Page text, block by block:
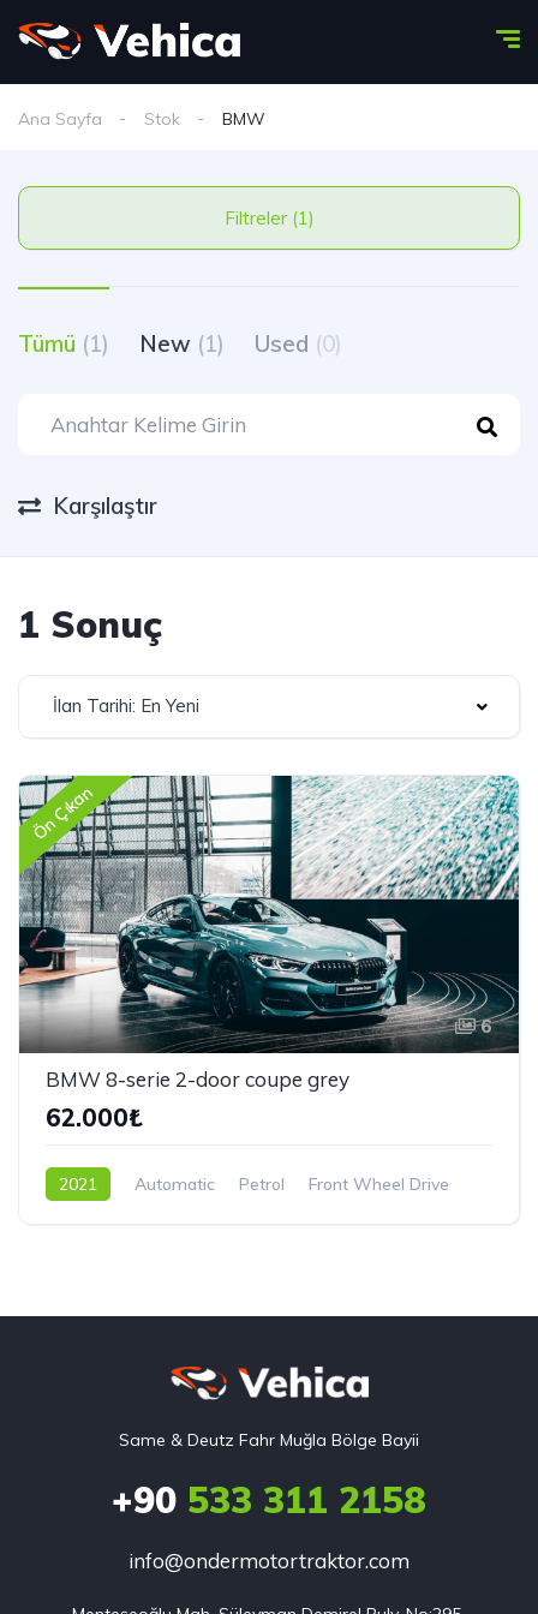
Ana Sayfa Stok BMW
Filtreler (1)
Tümü (1) New (1) Used (0)
Karşılaştır
1 Sonuç
İlan Tarihi: En Yeni
Ön Çıkan
6
BMW 8-serie 2-door coupe grey
62.000₺
2021 Automatic Petrol Front Wheel Drive
Same & Deutz Fahr Muğla Bölge Bayii
+90 533 311 2158
info@ondermotortraktor.com